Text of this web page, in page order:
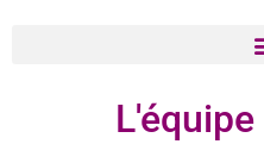
L'équipe